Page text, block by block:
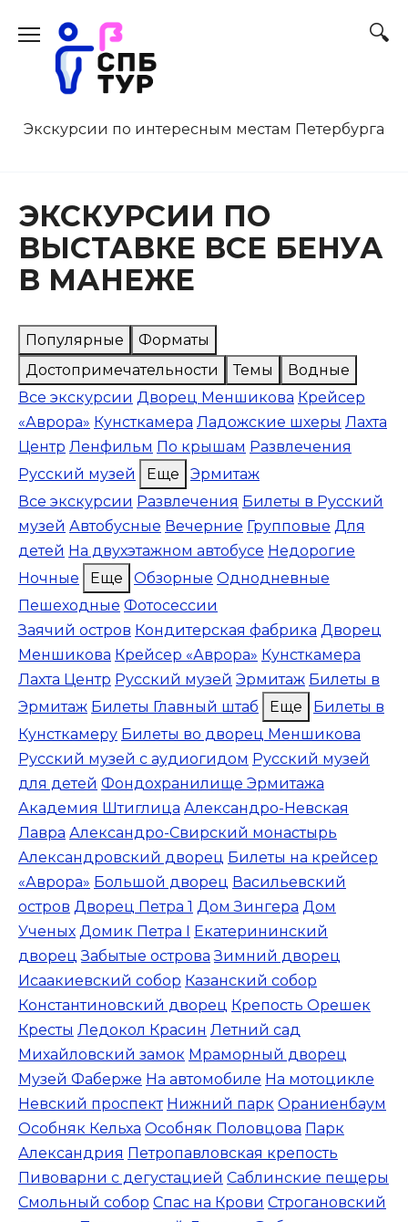
содержанию
Экскурсии по интересным местам Петербурга
ЭКСКУРСИИ ПО
ВЫСТАВКЕ ВСЕ БЕНУА
В МАНЕЖЕ
Популярные
Форматы
Достопримечательности
Темы
Водные
Все экскурсии Дворец Меншикова Крейсер
«Аврора» Кунсткамера Ладожские шхеры Лахта
Центр Ленфильм По крышам Развлечения
Русский музей
Еще
Эрмитаж
Все экскурсии Развлечения Билеты в Русский
музей Автобусные Вечерние Групповые Для
детей На двухэтажном автобусе Недорогие
Ночные
Еще Обзорные Однодневные
Пешеходные Фотосессии
Заячий остров Кондитерская фабрика Дворец
Меншикова Крейсер «Аврора» Кунсткамера
Лахта Центр Русский музей Эрмитаж Билеты в
Эрмитаж Билеты Главный штаб Еще
Билеты в
Кунсткамеру Билеты во дворец Меншикова
Русский музей с аудиогидом Русский музей
для детей Фондохранилище Эрмитажа
Академия Штиглица Александро-Невская
Лавра Александро-Свирский монастырь
Александровский дворец Билеты на крейсер
«Аврора» Большой дворец Васильевский
остров Дворец Петра 1 Дом Зингера Дом
Ученых Домик Петра I Екатерининский
дворец Забытые острова Зимний дворец
Исаакиевский собор Казанский собор
Константиновский дворец Крепость Орешек
Кресты Ледокол Красин Летний сад
Михайловский замок Мраморный дворец
Музей Фаберже На автомобиле На мотоцикле
Невский проспект Нижний парк Ораниенбаум
Особняк Кельха Особняк Половцова Парк
Александрия Петропавловская крепость
Пивоварни с дегустацией Саблинские пещеры
Смольный собор Спас на Крови Строгановский